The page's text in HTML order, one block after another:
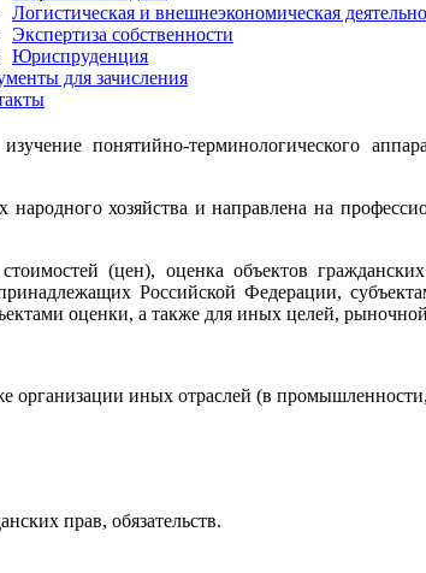
Логистическая и внешнеэкономическая
Экспертиза собственности
Юриспруденция
для зачисления
понятийно-терминологического
народного хозяйства и направлена на
(цен), оценка объектов
Российской Федерации,
оценки, а также для иных целей,
иных отраслей (в
прав, обязательств.